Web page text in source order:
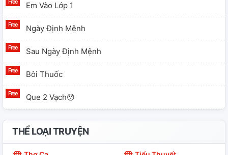
Em Vào Lớp 1
Ngày Định Mệnh
Sau Ngày Định Mệnh
Bôi Thuốc
Que 2 Vạch😯
Nhưng Em Vẫn Muốn Đi Học
Ice Cream( H+)
THỂ LOẠI TRUYỆN